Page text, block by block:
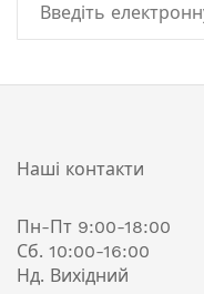
Наші контакти
Пн-Пт 9:00-18:00
Сб. 10:00-16:00
Нд. Вихідний